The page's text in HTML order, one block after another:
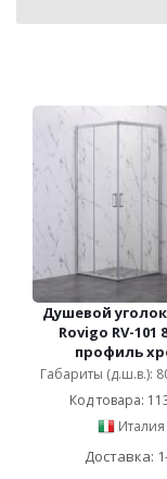
Душевой
Rovigo RV-101
профиль
Габариты (д.ш.в.):
Код товара:
Италия
Доставка: